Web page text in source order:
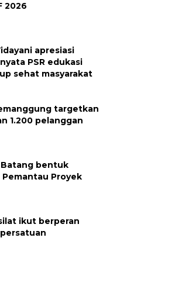
2026
apresiasi
PSR edukasi
sehat masyarakat
targetkan
1.200 pelanggan
Batang bentuk
Pemantau Proyek
ikut berperan